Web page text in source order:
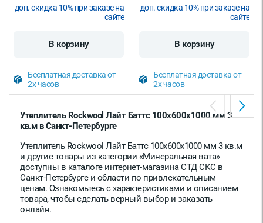
доп. скидка 10% при заказе на
сайте
В корзину
Бесплатная доставка от
2х часов
доп. скидка 10% при заказе на
сайте
В корзину
Бесплатная доставка от
2х часов
Утеплитель Rockwool Лайт Баттс 100х600х1000 мм 3
кв.м в Санкт-Петербурге
Утеплитель Rockwool Лайт Баттс 100х600х1000 мм 3 кв.м
и другие товары из категории «Минеральная вата»
доступны в каталоге интернет-магазина СТД СКС в
Санкт-Петербурге и области по привлекательным
ценам. Ознакомьтесь с характеристиками и описанием
товара, чтобы сделать верный выбор и заказать
онлайн.